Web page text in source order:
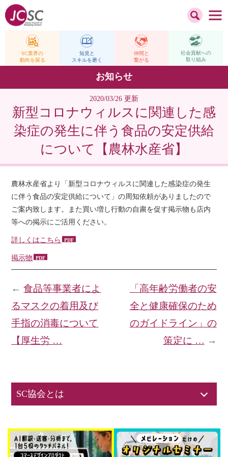
SC業界の
動向を探る
知見と
スキルを磨く
仲間と
繋がる
社会貢献への
取り組み
お知らせ
2020/03/26 更新
新型コロナウィルスに関連した感
染症の発生に伴う食品の安定供給
について【農林水産省】
農林水産省より「新型コロナウィルスに関連した感染症の発生
に伴う食品の安定供給について」の周知依頼がありましたので
ご案内致します。また買い増し行動の自粛を促す掲示物も店内
等への掲示にご活用ください。
詳しくはこちら
掲示物
「高年齢労働者の安
全と健康確保のため
のガイドライン」の
策定に … →
←食品等事業者によ
るマスクの着用及び
手指の消毒について
【厚生労 …
SC協会とは